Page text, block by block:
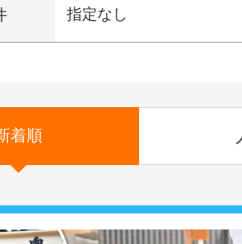
指定なし
着順